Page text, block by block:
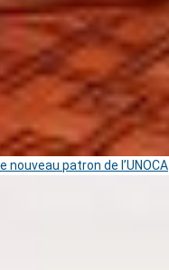
patron de l’UNOCA